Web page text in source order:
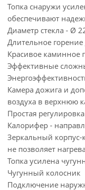
Топка снаружи
обеспечивают
Диаметр стекла - Ø
Длительное горение
Красивое каминное
Эффективные
Камера дожига и
воздуха в верхнюю
Простая
Калорифер -
Зеркальный корпус-
не позволяет
Топка усилена
Чугунный колосник
Подключение